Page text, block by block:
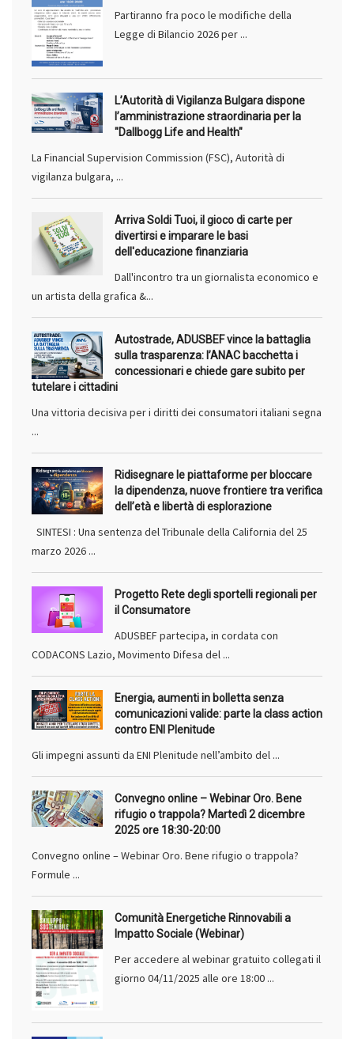
Partiranno fra poco le modifiche della
Legge di Bilancio 2026 per ...
L’Autorità di Vigilanza Bulgara dispone
l’amministrazione straordinaria per la
"Dallbogg Life and Health"
La Financial Supervision Commission (FSC), Autorità di
vigilanza bulgara, ...
Arriva Soldi Tuoi, il gioco di carte per
divertirsi e imparare le basi
dell'educazione finanziaria
Dall'incontro tra un giornalista economico e
un artista della grafica &...
Autostrade, ADUSBEF vince la battaglia
sulla trasparenza: l’ANAC bacchetta i
concessionari e chiede gare subito per
tutelare i cittadini
Una vittoria decisiva per i diritti dei consumatori italiani segna
...
Ridisegnare le piattaforme per bloccare
la dipendenza, nuove frontiere tra verifica
dell’età e libertà di esplorazione
SINTESI : Una sentenza del Tribunale della California del 25
marzo 2026 ...
Progetto Rete degli sportelli regionali per
il Consumatore
ADUSBEF partecipa, in cordata con
CODACONS Lazio, Movimento Difesa del ...
Energia, aumenti in bolletta senza
comunicazioni valide: parte la class action
contro ENI Plenitude
Gli impegni assunti da ENI Plenitude nell’ambito del ...
Convegno online – Webinar Oro. Bene
rifugio o trappola? Martedì 2 dicembre
2025 ore 18:30-20:00
Convegno online – Webinar Oro. Bene rifugio o trappola?
Formule ...
Comunità Energetiche Rinnovabili a
Impatto Sociale (Webinar)
Per accedere al webinar gratuito collegati il
giorno 04/11/2025 alle ore 18:00 ...